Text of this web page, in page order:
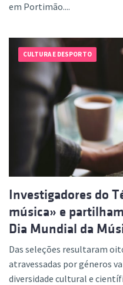
em Portimão....
CULTURA E DESPORTO
Investigadores do
música» e
Dia Mundial da
Das seleções resultaram
atravessadas por géneros
diversidade cultural e